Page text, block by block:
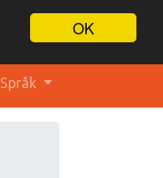
OK
Språk